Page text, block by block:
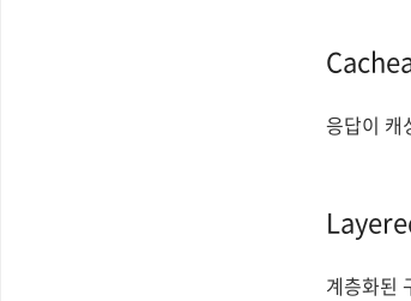
응답이 캐
계층화된